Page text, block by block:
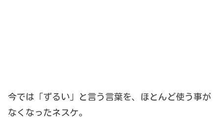
今では「ずるい」と言う言葉を、ほとんど使う事が
なくなったネスケ。